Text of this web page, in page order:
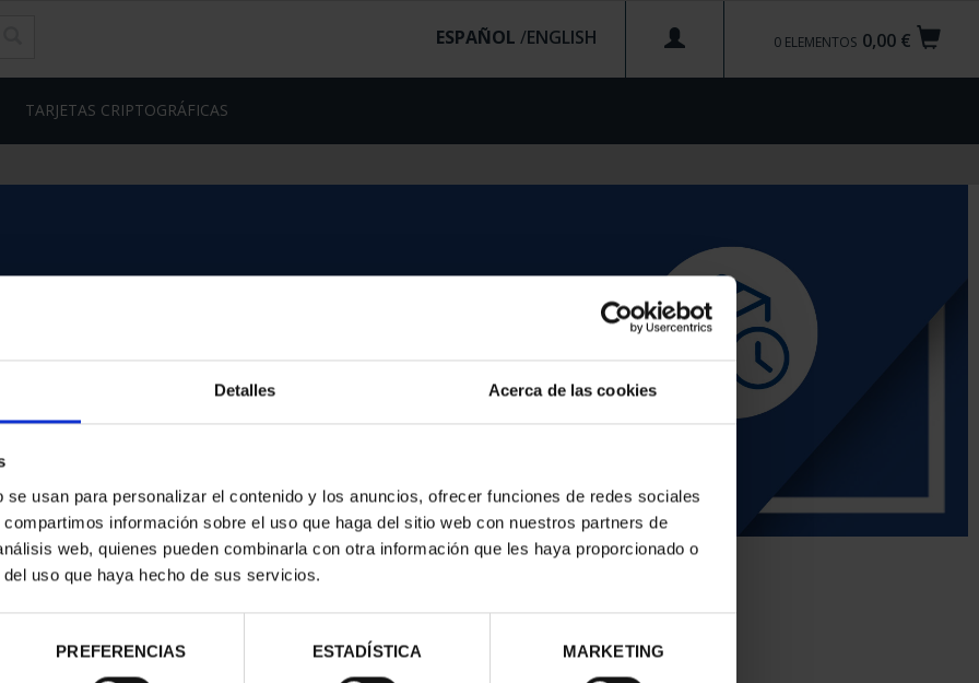
Detalles Acerca de las cookies
usan para personalizar el contenido y los anuncios, ofrecer funciones de redes sociales
información sobre el uso que haga del sitio web con nuestros partners de
web, quienes pueden combinarla con otra información que les haya proporcionado o
uso que haya hecho de sus servicios.
PREFERENCIAS ESTADÍSTICA MARKETING
0,00 €
0 ELEMENTOS
ESPAÑOL /
TARJETAS CRIPTOGRÁFICAS